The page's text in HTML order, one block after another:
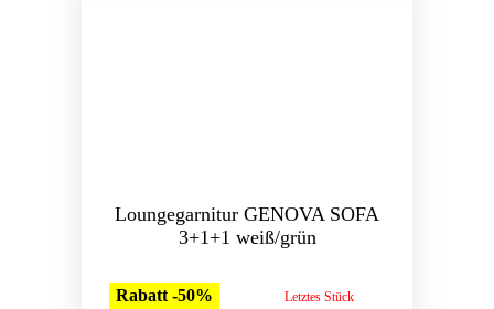
Loungegarnitur GENOVA SOFA
3+1+1 weiß/grün
Rabatt -50% Letztes Stück